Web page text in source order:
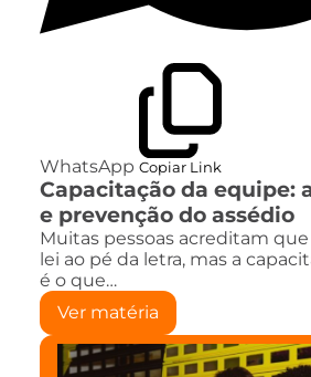
WhatsApp Copiar Link
Capacitação da equipe:
e prevenção do assédio
Muitas pessoas acreditam
lei ao pé da letra, mas a
é o que…
Ver matéria